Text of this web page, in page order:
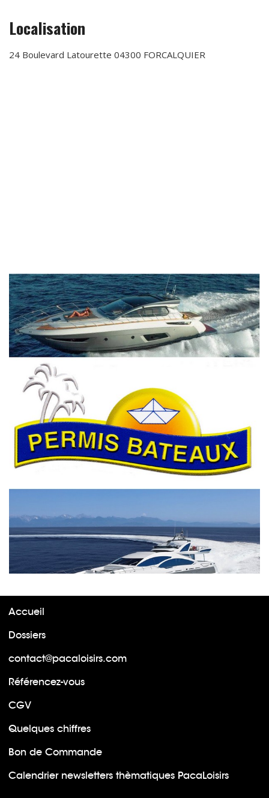
Localisation
24 Boulevard Latourette 04300 FORCALQUIER
Accueil
Dossiers
contact@pacaloisirs.com
Référencez-vous
CGV
Quelques chiffres
Bon de Commande
Calendrier newsletters thèmatiques PacaLoisirs